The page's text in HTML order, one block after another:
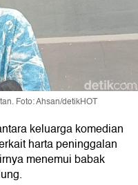
Foto: Ahsan/detikHOT
keluarga komedian
harta peninggalan
menemui babak